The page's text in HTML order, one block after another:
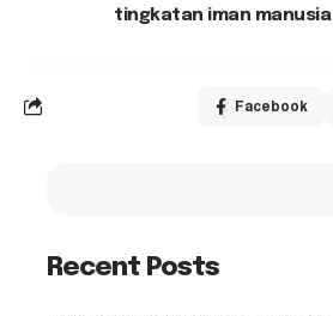
tingkatan iman manusia
Facebook
Recent Posts